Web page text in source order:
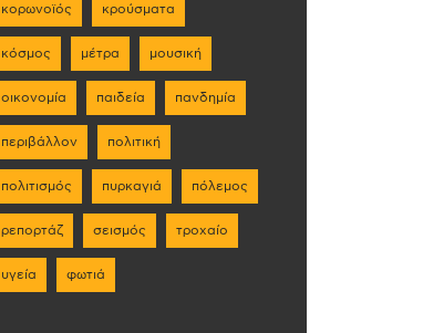
κορωνοϊός κρούσματα
κόσμος μέτρα μουσική
οικονομία παιδεία πανδημία
περιβάλλον πολιτική
πολιτισμός πυρκαγιά πόλεμος
ρεπορτάζ σεισμός τροχαίο
υγεία φωτιά